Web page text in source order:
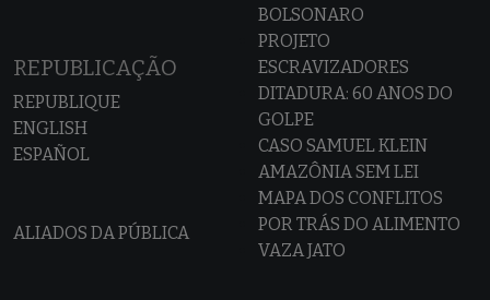
REPUBLICAÇÃO
REPUBLIQUE
ENGLISH
ESPAÑOL
ALIADOS DA PÚBLICA
BOLSONARO
PROJETO
ESCRAVIZADORES
DITADURA: 60 ANOS DO
GOLPE
CASO SAMUEL KLEIN
AMAZÔNIA SEM LEI
MAPA DOS CONFLITOS
POR TRÁS DO ALIMENTO
VAZA JATO